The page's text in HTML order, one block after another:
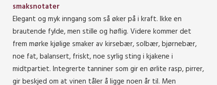
smaksnotater
Elegant og myk inngang som så øker på i kraft. Ikke en
brautende fylde, men stille og høflig. Videre kommer det
frem mørke kjølige smaker av kirsebær, solbær, bjørnebær,
noe fat, balansert, friskt, noe syrlig sting i kjakene i
midtpartiet. Integrerte tanniner som gir en ørlite rasp, pirrer,
gir beskjed om at vinen tåler å ligge noen år til. Men